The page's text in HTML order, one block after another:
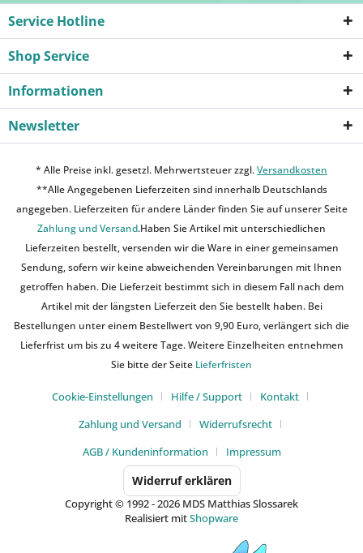
Service Hotline
Shop Service
Informationen
Newsletter
* Alle Preise inkl. gesetzl. Mehrwertsteuer zzgl.Versandkosten
**Alle Angegebenen Lieferzeiten sind innerhalb Deutschlands
angegeben. Lieferzeiten für andere Länder finden Sie auf unserer Seite
Zahlung und Versand.Haben Sie Artikel mit unterschiedlichen
Lieferzeiten bestellt, versenden wir die Ware in einer gemeinsamen
Sendung, sofern wir keine abweichenden Vereinbarungen mit Ihnen
getroffen haben. Die Lieferzeit bestimmt sich in diesem Fall nach dem
Artikel mit der längsten Lieferzeit den Sie bestellt haben. Bei
Bestellungen unter einem Bestellwert von 9,90 Euro, verlängert sich die
Lieferfrist um bis zu 4 weitere Tage. Weitere Einzelheiten entnehmen
Sie bitte der Seite Lieferfristen
Cookie-Einstellungen Hilfe / Support
Kontakt
Zahlung und Versand
Widerrufsrecht
AGB / Kundeninformation
Impressum
Widerruf erklären
Copyright © 1992 - 2026 MDS Matthias Slossarek
Realisiert mitShopware